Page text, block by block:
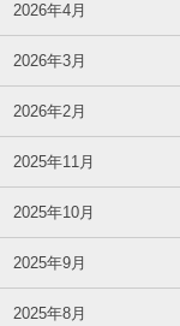
2026年4月
2026年3月
2026年2月
2025年11月
2025年10月
2025年9月
2025年8月